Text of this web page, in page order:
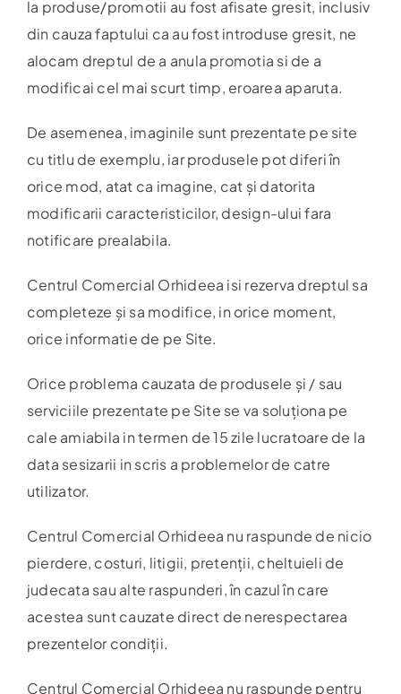
la produse/promotii au fost afisate gresit, inclusiv
din cauza faptului ca au fost introduse gresit, ne
alocam dreptul de a anula promotia si de a
modificai cel mai scurt timp, eroarea aparuta.
De asemenea, imaginile sunt prezentate pe site
cu titlu de exemplu, iar produsele pot diferi în
orice mod, atat ca imagine, cat și datorita
modificarii caracteristicilor, design-ului fara
notificare prealabila.
Centrul Comercial Orhideea isi rezerva dreptul sa
completeze și sa modifice, in orice moment,
orice informatie de pe Site.
Orice problema cauzata de produsele și / sau
serviciile prezentate pe Site se va soluționa pe
cale amiabila in termen de 15 zile lucratoare de la
data sesizarii in scris a problemelor de catre
utilizator.
Centrul Comercial Orhideea nu raspunde de nicio
pierdere, costuri, litigii, pretenții, cheltuieli de
judecata sau alte raspunderi, în cazul în care
acestea sunt cauzate direct de nerespectarea
prezentelor condiții.
Centrul Comercial Orhideea nu raspunde pentru